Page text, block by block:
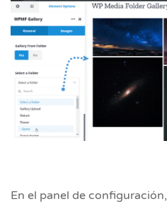
En el panel de